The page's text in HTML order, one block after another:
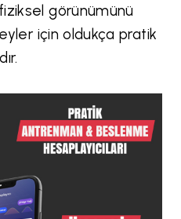
görünümünü
için oldukça pratik